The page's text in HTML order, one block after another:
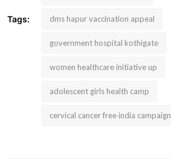
Tags: dms hapur vaccination appeal
government hospital kothigate
women healthcare initiative up
adolescent girls health camp
cervical cancer free india campaign